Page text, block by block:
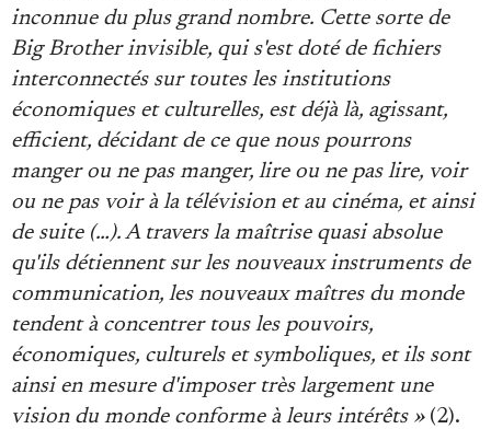
inconnue du plus grand nombre. Cette sorte de
Big Brother invisible, qui s'est doté de fichiers
interconnectés sur toutes les institutions
économiques et culturelles, est déjà là, agissant,
efficient, décidant de ce que nous pourrons
manger ou ne pas manger, lire ou ne pas lire, voir
ou ne pas voir à la télévision et au cinéma, et ainsi
de suite (…). A travers la maîtrise quasi absolue
qu'ils détiennent sur les nouveaux instruments de
communication, les nouveaux maîtres du monde
tendent à concentrer tous les pouvoirs,
économiques, culturels et symboliques, et ils sont
ainsi en mesure d'imposer très largement une
vision du monde conforme à leurs intérêts »(2).